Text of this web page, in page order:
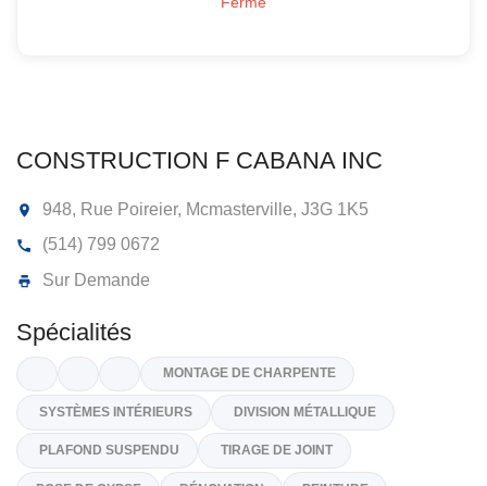
CONSTRUCTION F CABANA INC
948, Rue Poireier, Mcmasterville,J3G 1K5
(514) 799 0672
Sur Demande